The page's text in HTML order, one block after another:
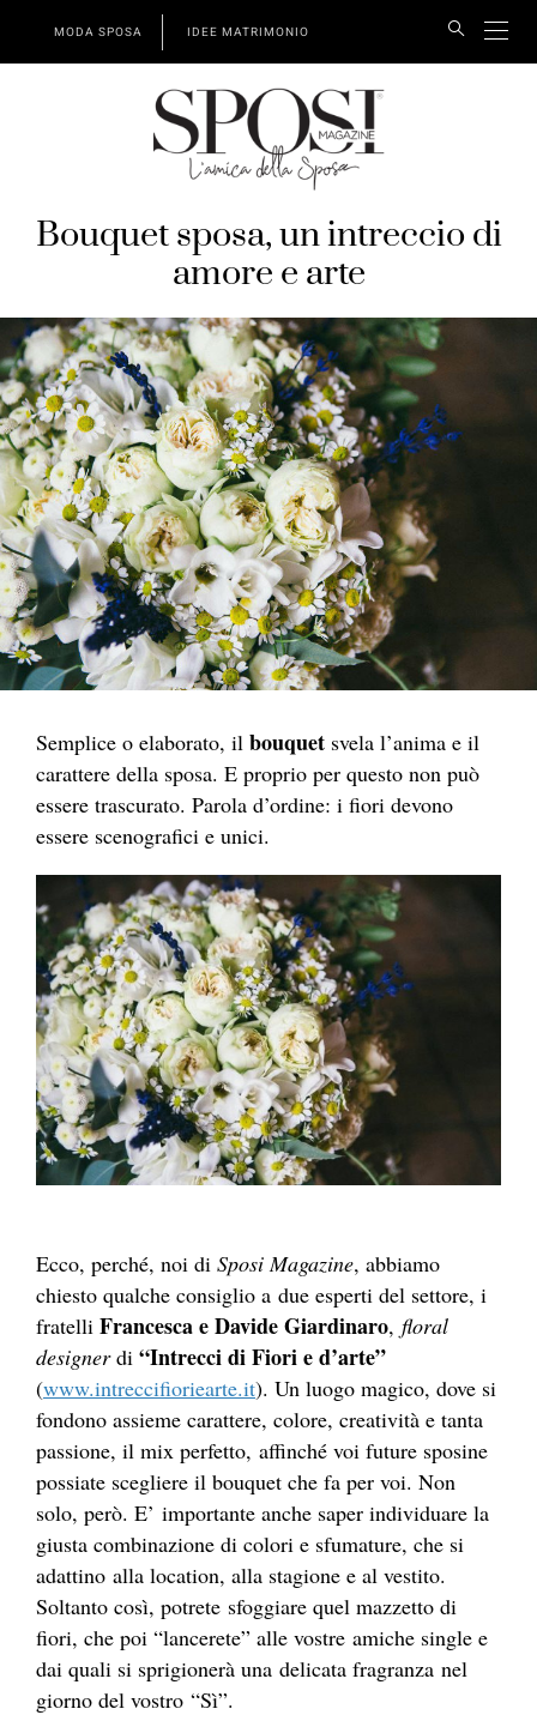
MODA SPOSA IDEE MATRIMONIO
Bouquet sposa, un intreccio di
amore e arte
Semplice o elaborato, il bouquet svela l’anima e il
carattere della sposa. E proprio per questo non può
essere trascurato. Parola d’ordine: i fiori devono
essere scenografici e unici.
Ecco, perché, noi di Sposi Magazine, abbiamo
chiesto qualche consiglio a due esperti del settore, i
fratelli Francesca e Davide Giardinaro, floral
designerdi “Intrecci di Fiori e d’arte”
(www.intreccifioriearte.it). Un luogo magico, dove si
fondono assieme carattere, colore, creatività e tanta
passione, il mix perfetto, affinché voi future sposine
possiate scegliere il bouquet che fa per voi. Non
solo, però. E’ importante anche saper individuare la
giusta combinazione di colori e sfumature, che si
adattino alla location, alla stagione e al vestito.
Soltanto così, potrete sfoggiare quel mazzetto di
fiori, che poi “lancerete” alle vostre amiche single e
dai quali si sprigionerà una delicata fragranza nel
giorno del vostro “Sì”.